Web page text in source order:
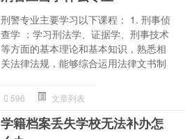
刑警专业主要学习以下课程： 1. 刑事侦
查学 ：学习刑法学、证据学、刑事技术
等方面的基本理论和基本知识，熟悉相
关法律法规，能够综合运用法律文书制
596 文章列表
学籍档案丢失学校无法补办怎